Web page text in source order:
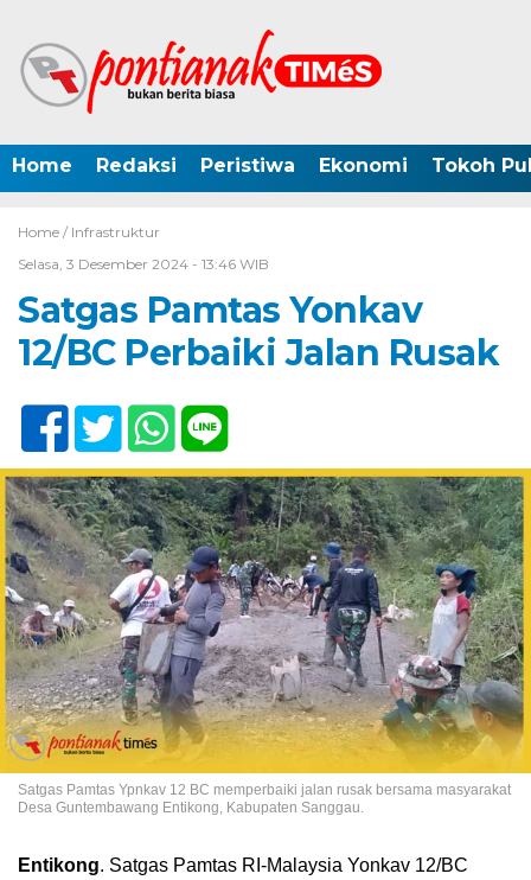
Home Redaksi Peristiwa Ekonomi Tokoh
Home / Infrastruktur
Selasa, 3 Desember 2024 - 13:46 WIB
Satgas Pamtas Yonkav
12/BC Perbaiki Jalan Rusak
Satgas Pamtas Ypnkav 12 BC memperbaiki jalan rusak bersama masyarakat
Desa Guntembawang Entikong, Kabupaten Sanggau.
Entikong. Satgas Pamtas RI-Malaysia Yonkav 12/BC